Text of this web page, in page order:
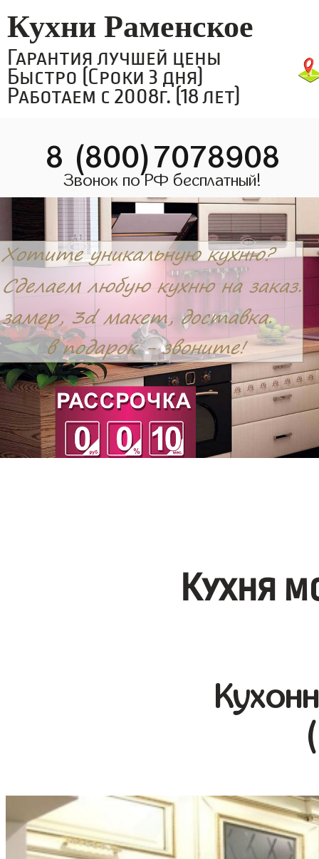
Кухни Раменское
Гарантия лучшей цены
Быстро (Сроки 3 дня)
Работаем с 2008г. (18 лет)
8 (800)7078908
Звонок по РФ бесплатный!
Кухня